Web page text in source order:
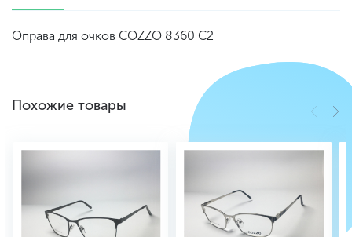
Оправа для очков COZZO 8360 С2
Похожие товары